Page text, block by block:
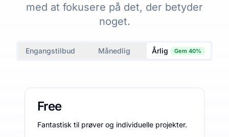
med at fokusere på det, der betyder
noget.
Engangstilbud Månedlig Årlig Gem 40%
Free
Fantastisk til prøver og individuelle projekter.